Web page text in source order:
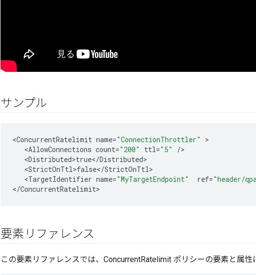
サンプル
<ConcurrentRatelimit name="ConnectionThrottler"
<AllowConnections count="200" ttl="5" /
<Distributed>true</Distributed
<StrictOnTtl>false</StrictOnTtl>
<TargetIdentifier name="MyTargetEndpoint" ref="header/
</ConcurrentRatelimit>
要素リファレンス
この要素リファレンスでは、ConcurrentRatelimit ポリシーの要素と属性